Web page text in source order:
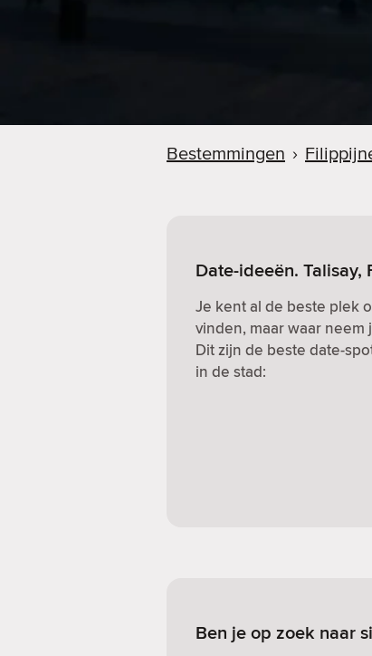
Bestemmingen ›
Date-ideeën. Talisay,
Je kent al de beste plek
vinden, maar waar neem
Dit zijn de beste date-
in de stad:
Ben je op zoek naar